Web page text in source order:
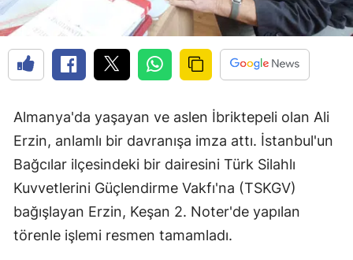
Almanya'da yaşayan ve aslen İbriktepeli olan Ali
Erzin, anlamlı bir davranışa imza attı. İstanbul'un
Bağcılar ilçesindeki bir dairesini Türk Silahlı
Kuvvetlerini Güçlendirme Vakfı'na (TSKGV)
bağışlayan Erzin, Keşan 2. Noter'de yapılan
törenle işlemi resmen tamamladı.